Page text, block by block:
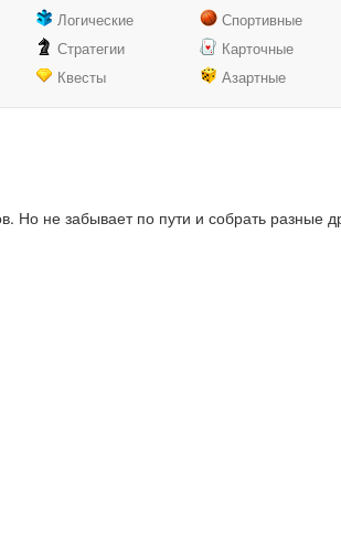
Логические
Стратегии
Квесты
Спортивные
Карточные
Азартные
Но не забывает по пути и собрать разные